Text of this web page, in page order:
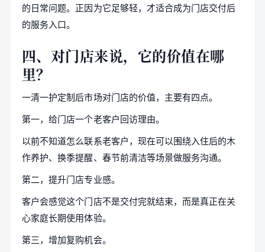
的日常问题。正因为它足够轻，才适合成为门店交付后
的服务入口。
四、对门店来说，它的价值在哪
里？
一清一护定制后市场对门店的价值，主要有四点。
第一，给门店一个老客户回访理由。
以前不知道怎么联系老客户，现在可以围绕入住后的木
作养护、换季提醒、春节前清洁等场景做服务沟通。
第二，提升门店专业感。
客户会感觉这个门店不是交付完就结束，而是真正在关
心家庭长期使用体验。
第三，增加复购机会。